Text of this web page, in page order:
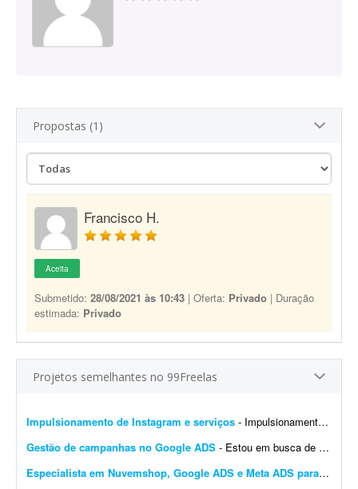
Propostas (1)
Francisco H.
Aceita
Submetido: 28/08/2021 às 10:43 | Oferta: Privado | Duração
estimada: Privado
Projetos semelhantes no 99Freelas
Impulsionamento de Instagram e serviços - Impulsionamento de um Instagram. O serviço seria impulsionar o serviço de decoração em festas, além de uma remodelagem do Instagram.
Gestão de campanhas no Google ADS - Estou em busca de uma pessoa para gerenciar campanhas no Google Ads para os projetos que estou desenvolvendo. Preciso que crie as campanhas, gerencie-as e analise os dados para obter os melhores re...
Especialista em Nuvemshop, Google ADS e Meta ADS para loja de suplementos